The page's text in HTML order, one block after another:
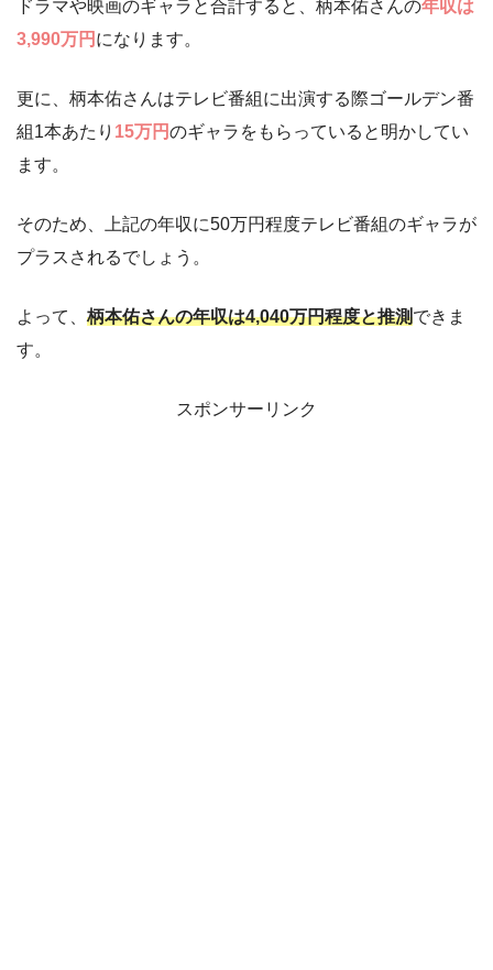
ドラマや映画のギャラと合計すると、柄本佑さんの年収は
3,990万円 になります。
更に、柄本佑さんはテレビ番組に出演する際ゴールデン番
組1本あたり 15万円のギャラをもらっていると明かしてい
ます。
そのため、上記の年収に50万円程度テレビ番組のギャラが
プラスされるでしょう。
よって、 柄本佑さんの年収は4,040万円程度と推測できま
す。
スポンサーリンク